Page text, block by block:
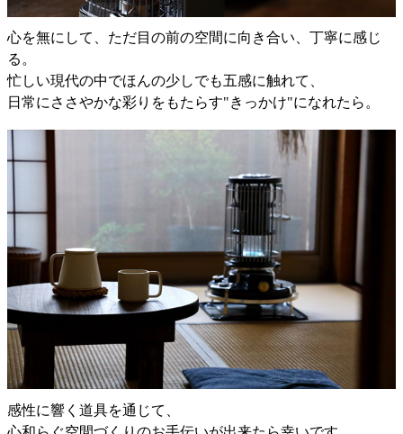
心を無にして、ただ目の前の空間に向き合い、丁寧に感じ
る。
忙しい現代の中でほんの少しでも五感に触れて、
日常にささやかな彩りをもたらす"きっかけ"になれたら。
感性に響く道具を通じて、